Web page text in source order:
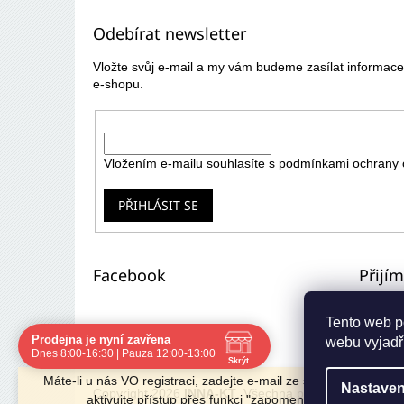
Tento web
webu
Máte-li u nás VO registraci, zadejte e-mail ze starého e-shopu
aktivujte přístup přes funkci "zapomenuté heslo".
Odebírat newsletter
Vložte svůj e-mail a my vám budeme zasílat
e-shopu.
Vložením e-mailu souhlasíte s podmínkami ochrany
PŘIHLÁSIT SE
Facebook
Copyright 2026 INNA-KT . Všechna práva vyhrazena.
Prodejna je nyní zavřena
Dnes 8:00-16:30 | Pauza 12:00-13:00
Skrýt
Navštivte nás osobně
Čas Pauza
8:00 - 16:30
12:00 - 13:00